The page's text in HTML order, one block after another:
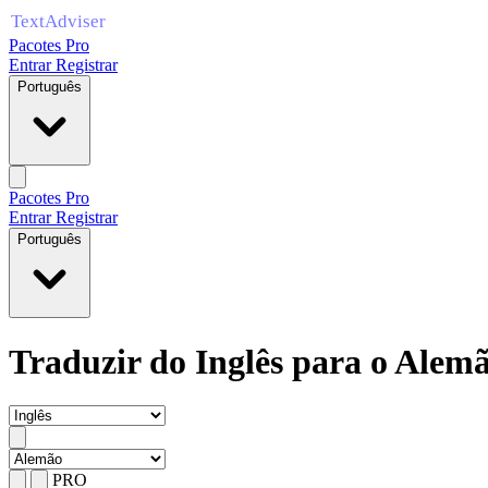
Pacotes Pro
EntrarRegistrar
Português
Pacotes Pro
EntrarRegistrar
Português
Traduzir do Inglês para o
PRO